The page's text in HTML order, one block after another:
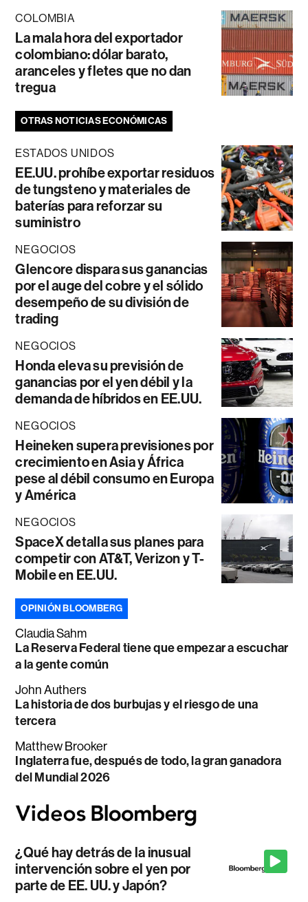
COLOMBIA
La mala hora del exportador
colombiano: dólar barato,
aranceles y fletes que no dan
tregua
OTRAS NOTICIAS ECONÓMICAS
ESTADOS UNIDOS
EE.UU. prohíbe exportar residuos
de tungsteno y materiales de
baterías para reforzar su
suministro
NEGOCIOS
Glencore dispara sus ganancias
por el auge del cobre y el sólido
desempeño de su división de
trading
NEGOCIOS
Honda eleva su previsión de
ganancias por el yen débil y la
demanda de híbridos en EE.UU.
NEGOCIOS
Heineken supera previsiones por
crecimiento en Asia y África
pese al débil consumo en Europa
y América
NEGOCIOS
SpaceX detalla sus planes para
competir con AT&T, Verizon y T-
Mobile en EE.UU.
OPINIÓN BLOOMBERG
Claudia Sahm
La Reserva Federal tiene que empezar a escuchar
a la gente común
John Authers
La historia de dos burbujas y el riesgo de una
tercera
Matthew Brooker
Inglaterra fue, después de todo, la gran ganadora
del Mundial 2026
¿Qué hay detrás de la inusual
intervención sobre el yen por
parte de EE. UU. y Japón?